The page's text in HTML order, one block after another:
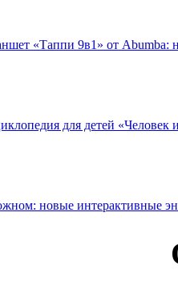
«Таппи 9в1» от Abumba:
для детей
новые интерактивные